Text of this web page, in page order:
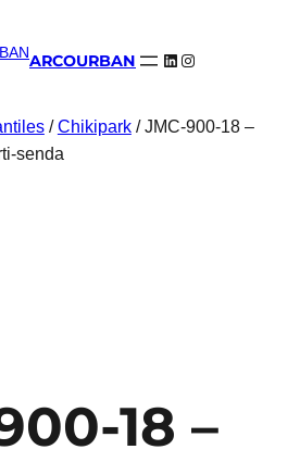
ARCOURBAN LinkedIn
Instagram
/Chikipark/ JMC-900-18 –
senda
18 –